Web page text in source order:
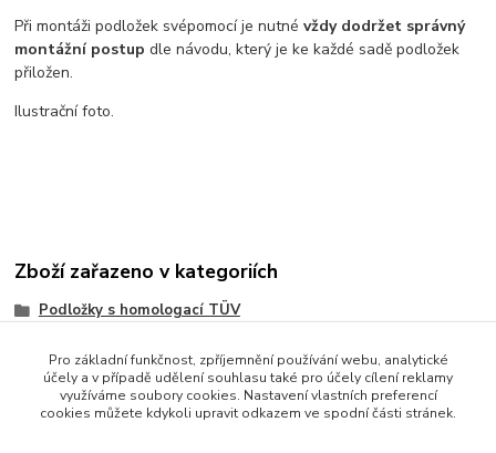
Při montáži podložek svépomocí je nutnévždy dodržet správný
montážní postup dle návodu, který je ke každé sadě podložek
přiložen.
Ilustrační foto.
Zboží zařazeno v kategoriích
Podložky s homologací TÜV
Rozteč 5x112
Šíře podložky 20mm
Pro základní funkčnost, zpříjemnění používání webu, analytické
účely a v případě udělení souhlasu také pro účely cílení reklamy
využíváme soubory cookies. Nastavení vlastních preferencí
cookies můžete kdykoli upravit odkazem ve spodní části stránek.